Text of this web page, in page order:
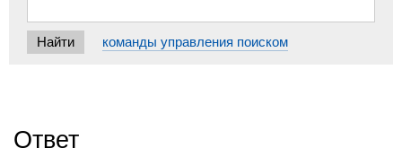
команды управления поиском
Ответ